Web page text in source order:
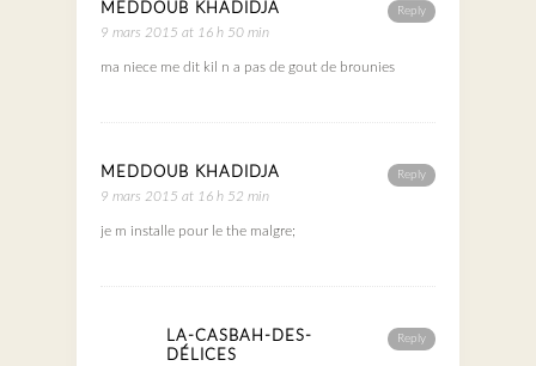
Reply
MEDDOUB KHADIDJA
9 mars 2015 at 16 h 50 min
ma niece me dit kil n a pas de gout de brounies
Reply
MEDDOUB KHADIDJA
9 mars 2015 at 16 h 52 min
je m installe pour le the malgre;
Reply
LA-CASBAH-DES-
DÉLICES